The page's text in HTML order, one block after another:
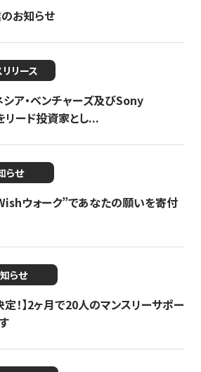
お知らせ
リース
シア・ベンチャーズ及びSony
ード投資家とし...
らせ
ウォーク”であなたの願いを寄付
らせ
！】2ヶ月で20人のマンスリーサポー